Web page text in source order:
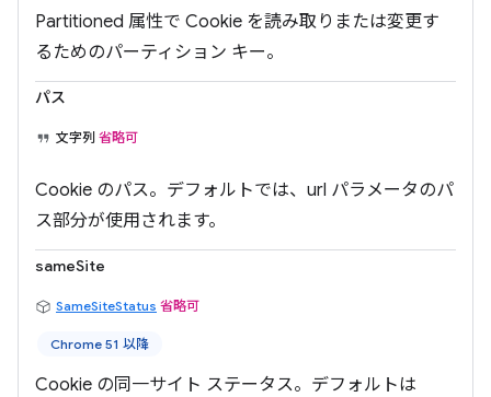
Partitioned 属性で Cookie を読み取りまたは変更す
るためのパーティション キー。
パス
文字列 省略可
Cookie のパス。デフォルトでは、url パラメータのパ
ス部分が使用されます。
sameSite
SameSiteStatus 省略可
Chrome 51 以降
Cookie の同一サイト ステータス。デフォルトは